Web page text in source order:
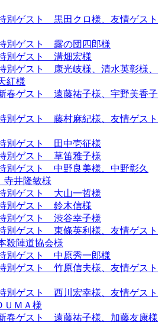
別ゲスト 黒田クロ様、友情ゲスト
別ゲスト 露の団四郎様
別ゲスト 溝畑宏様
別ゲスト 康光岐様、清水英彰様、
紅様
春ゲスト 遠藤祐子様、宇野美香子
別ゲスト 藤村麻紀様、友情ゲスト
別ゲスト 田中壱征様
別ゲスト 草笛雅子様
別ゲスト 中野良美様、中野彰久
寺井隆敏様
別ゲスト 大山一哲様
別ゲスト 鈴木信様
別ゲスト 渋谷幸子様
別ゲスト 東條英利様、友情ゲスト
殺陣道協会様
別ゲスト 中原秀一郎様
別ゲスト 竹原信夫様、友情ゲスト
別ゲスト 西川宏幸様、友情ゲスト
ＵＭＡ様
春ゲスト 遠藤祐子様、加藤友康様